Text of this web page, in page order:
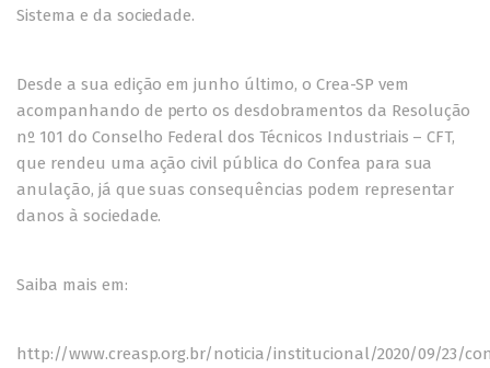
Sistema e da sociedade.
Desde a sua edição em junho último, o Crea-SP vem
acompanhando de perto os desdobramentos da Resolução
nº 101 do Conselho Federal dos Técnicos Industriais – CFT,
que rendeu uma ação civil pública do Confea para sua
anulação, já que suas consequências podem representar
danos à sociedade.
Saiba mais em:
http://www.creasp.org.br/noticia/institucional/2020/09/23/